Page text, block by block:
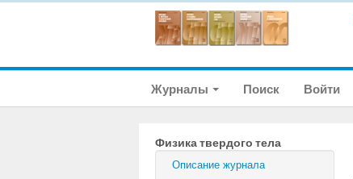
Журналы Поиск Войти
Физика твердого тела
Описание журнала